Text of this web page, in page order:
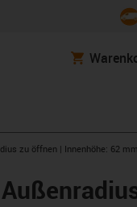
zu öffnen | Innenhöhe: 62 mm